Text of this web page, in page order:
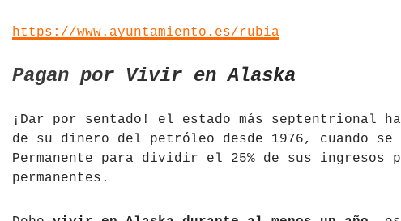
https://www.ayuntamiento.es/rubia
Pagan por Vivir en Alaska
¡Dar por sentado! el estado más septentrional
de su dinero del petróleo desde 1976, cuando
Permanente para dividir el 25% de sus ingresos
permanentes.